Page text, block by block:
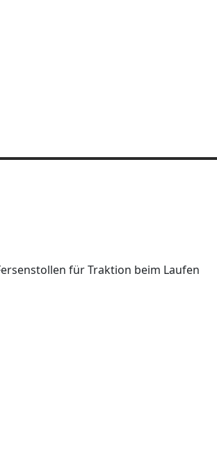
für Traktion beim Laufen